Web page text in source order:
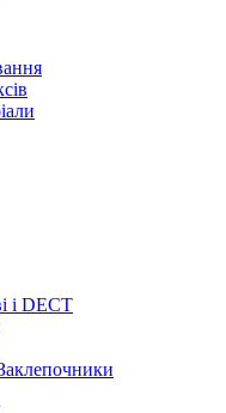
і DECT